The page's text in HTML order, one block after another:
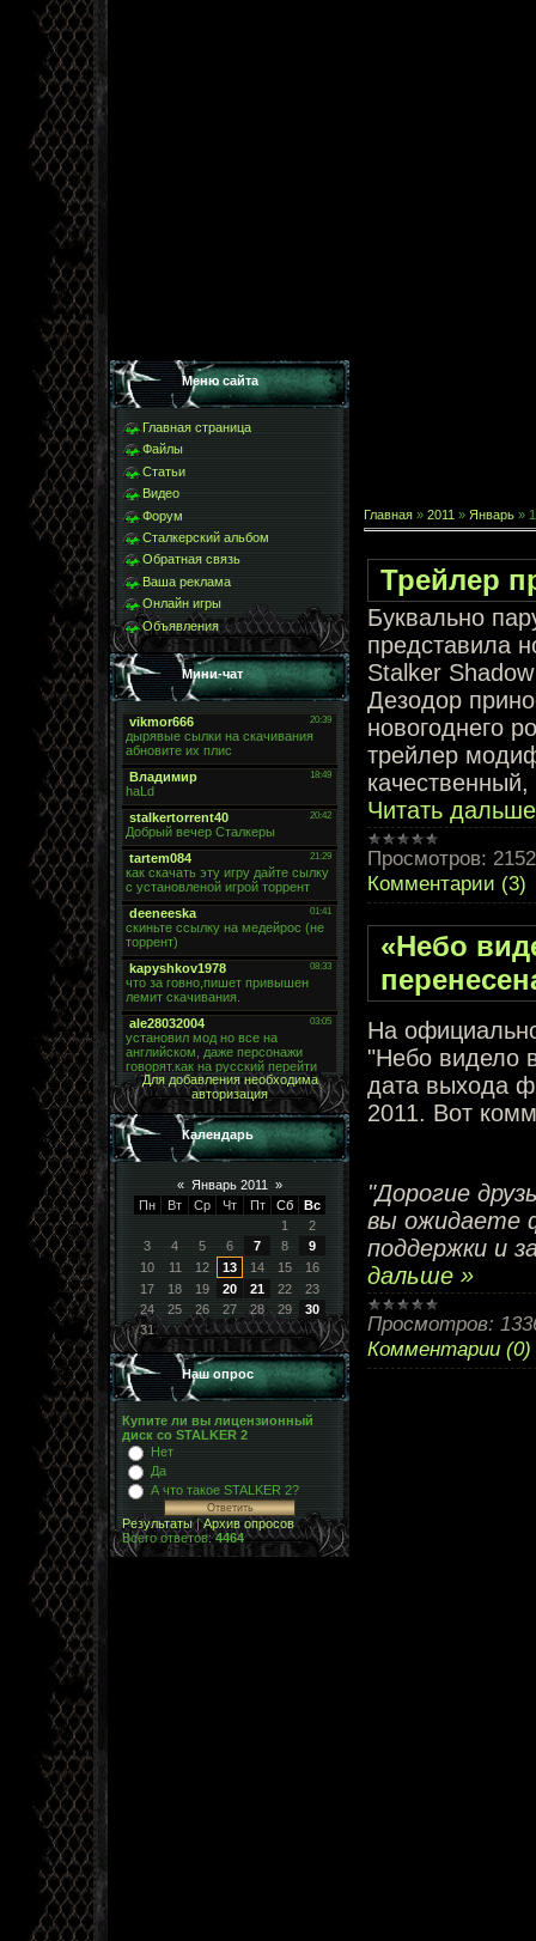
Меню сайта
Главная страница
Файлы
Статьи
Видео
Форум
Сталкерский альбом
Обратная связь
Ваша реклама
Онлайн игры
Объявления
Мини-чат
Для добавления необходима
авторизация
Календарь
« Январь 2011
»
Пн
Вт Ср Чт Пт Сб
Вс
1
2
3
4 5 6 7 8
9
10
11 12 13 14 15
16
17
18 19 20 21 22
23
24
25 26 27 28 29
30
31
Наш опрос
Купите ли вы лицензионный
диск со STALKER 2
Нет
Да
А что такое STALKER 2?
Результаты|Архив опросов
Всего ответов:4464
Главная » 2011 » Январь »
Трейлер
Буквально
представила
Stalker
Дезодор
новогоднего
трейлер
Читать
Просмотров: 2152
Комментарии (3)
«Небо
На
"Небо видело
дата выхода
2011. Вот
"Дорогие
вы ожидаете
поддержки и
дальше »
Просмотров:
Комментарии (0)